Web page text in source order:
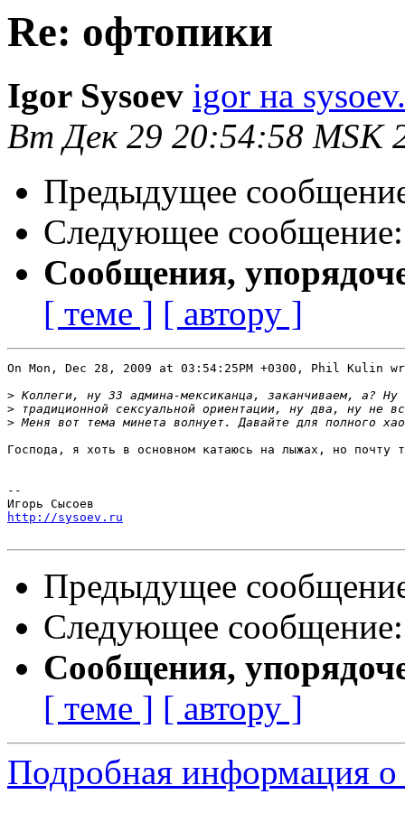
Re: офтопики
Igor Sysoev igor на
Вт Дек 29 20:54:58 MSK
Предыдущее
Следующее
Сообщения,
[ теме ] [ автору ]
On Mon, Dec 28, 2009 at 03:54:25PM +0300, Phil Kulin
>
>
>
Господа, я хоть в основном катаюсь на лыжах, но почту
--
http://sysoev.ru
Предыдущее
Следующее
Сообщения,
[ теме ] [ автору ]
Подробная информация